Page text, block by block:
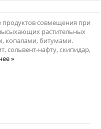
совмещения при
растительных
копалами, битумами.
сольвент-нафту, скипидар,
»